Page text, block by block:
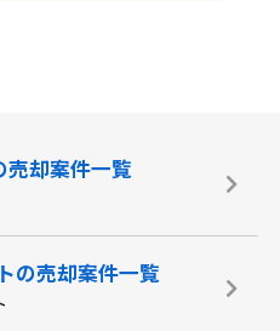
売却案件一覧
の売却案件一覧